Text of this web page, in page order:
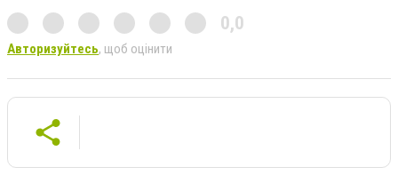
0,0
Авторизуйтесь, щоб оцінити